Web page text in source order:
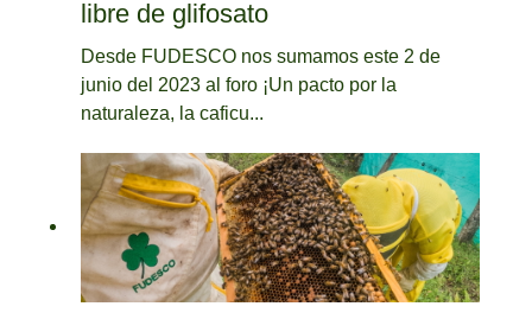
libre de glifosato
Desde FUDESCO nos sumamos este 2 de
junio del 2023 al foro ¡Un pacto por la
naturaleza, la caficu...